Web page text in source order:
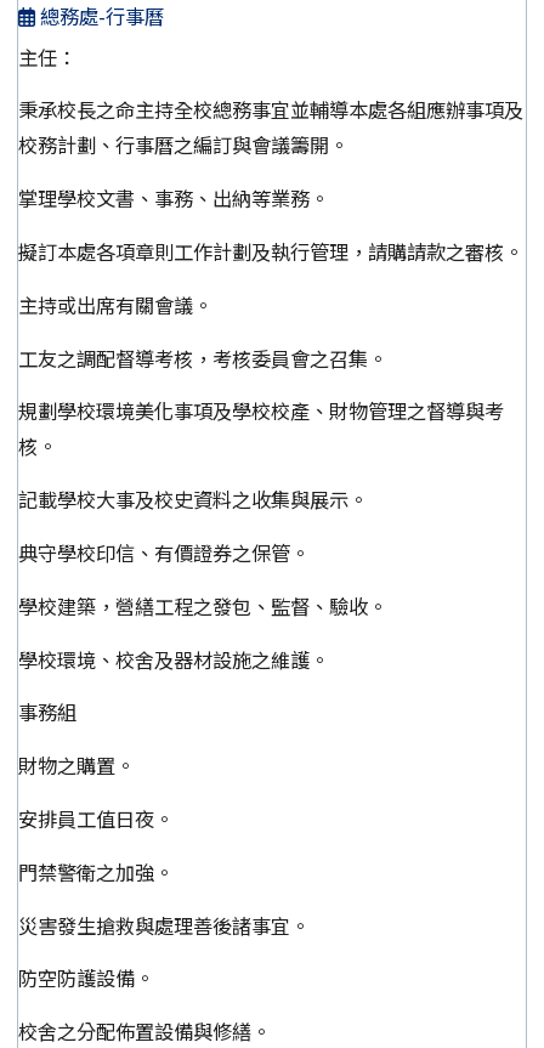
總務處-行事曆
主任：
秉承校長之命主持全校總務事宜並輔導本處各組應辦事項及
校務計劃、行事曆之編訂與會議籌開。
掌理學校文書、事務、出納等業務。
擬訂本處各項章則工作計劃及執行管理，請購請款之審核。
主持或出席有關會議。
工友之調配督導考核，考核委員會之召集。
規劃學校環境美化事項及學校校產、財物管理之督導與考
核。
記載學校大事及校史資料之收集與展示。
典守學校印信、有價證券之保管。
學校建築，營繕工程之發包、監督、驗收。
學校環境、校舍及器材設施之維護。
事務組
財物之購置。
安排員工值日夜。
門禁警衛之加強。
災害發生搶救與處理善後諸事宜。
防空防護設備。
校舍之分配佈置設備與修繕。